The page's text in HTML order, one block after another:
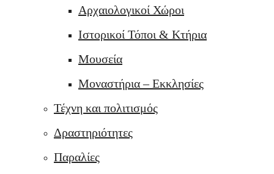
Αρχαιολογικοί Χώροι
Ιστορικοί Τόποι & Κτήρια
Μουσεία
Μοναστήρια – Εκκλησίες
Τέχνη και πολιτισμός
Δραστηριότητες
Παραλίες